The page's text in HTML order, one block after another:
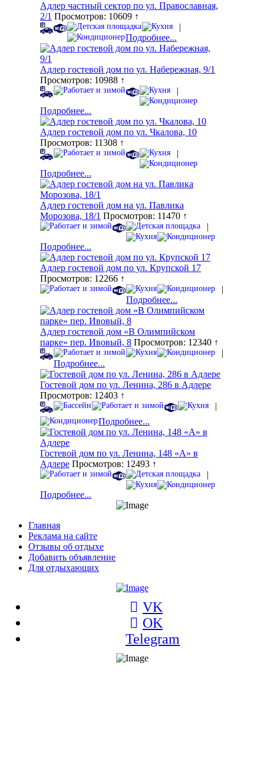
Адлер частный сектор по ул. Православная,
2/1 Просмотров: 10609 ↑
|
Подробнее...
Адлер гостевой дом по ул. Набережная, 9/1
Просмотров: 10988 ↑
|
Подробнее...
Адлер гостевой дом по ул. Чкалова, 10
Просмотров: 11308 ↑
|
Подробнее...
Адлер гостевой дом на ул. Павлика
Морозова, 18/1 Просмотров: 11470 ↑
|
Подробнее...
Адлер гостевой дом по ул. Крупской 17
Просмотров: 12266 ↑
|
Подробнее...
Адлер гостевой дом «В Олимпийском
парке» пер. Ивовый, 8 Просмотров: 12340 ↑
|
Подробнее...
Гостевой дом по ул. Ленина, 286 в Адлере
Просмотров: 12403 ↑
|
Подробнее...
Гостевой дом по ул. Ленина, 148 «А» в
Адлере Просмотров: 12493 ↑
|
Подробнее...
Главная
Реклама на сайте
Отзывы об отдыхе
Добавить объявление
Для отдыхающих
VK
OK
Telegram